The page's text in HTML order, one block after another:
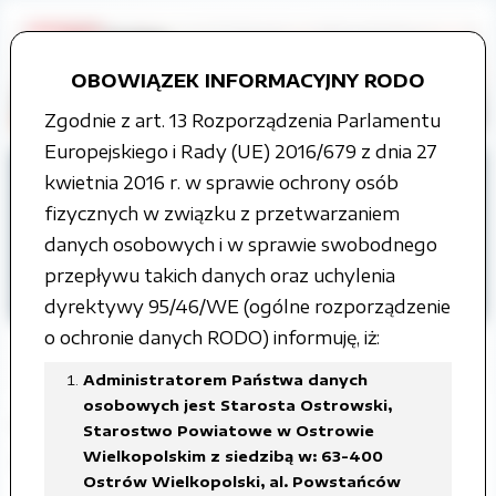
OBOWIĄZEK INFORMACYJNY RODO
Zgodnie z art. 13 Rozporządzenia Parlamentu
Europejskiego i Rady (UE) 2016/679 z dnia 27
kwietnia 2016 r. w sprawie ochrony osób
fizycznych w związku z przetwarzaniem
danych osobowych i w sprawie swobodnego
przepływu takich danych oraz uchylenia
dyrektywy 95/46/WE (ogólne rozporządzenie
o ochronie danych RODO) informuję, iż:
Administratorem Państwa danych
osobowych jest Starosta Ostrowski,
Starostwo Powiatowe w Ostrowie
Wielkopolskim z siedzibą w: 63-400
Ostrów Wielkopolski, al. Powstańców
Strona główna
Organy władzy publicznej
Rada Powiatu
Projekty uchwał Rady Powiatu
VI kadencja
LXI Sesja Rady Powiatu
Ostrowskiego, 7 grudnia 2023 roku